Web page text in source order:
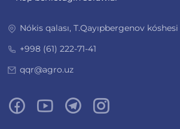
Nókis qalası, T.Qayıpbergenov
+998 (61) 222-71-41
qqr@agro.uz